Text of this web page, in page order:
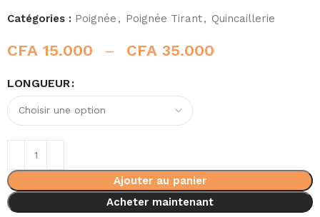
Catégories : Poignée , Poignée Tirant, Quincaillerie
CFA 15.000 – CFA 35.000
LONGUEUR
Ajouter au panier
Acheter maintenant